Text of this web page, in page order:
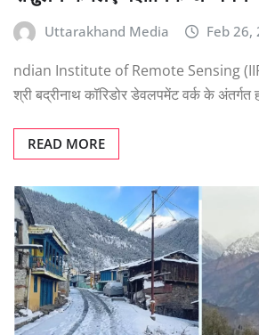
Uttarakhand Media Feb 26,
ndian Institute of Remote Sensing (IIRS)
श्री बद्रीनाथ कॉरिडोर डेवलपमेंट वर्क के अंतर्गत
READ MORE